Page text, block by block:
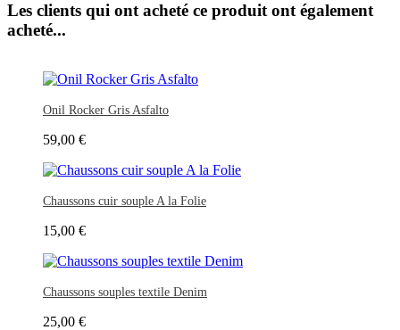
Les clients qui ont acheté ce produit ont également
acheté...
Onil Rocker Gris Asfalto
59,00 €
Chaussons cuir souple A la Folie
15,00 €
Chaussons souples textile Denim
25,00 €